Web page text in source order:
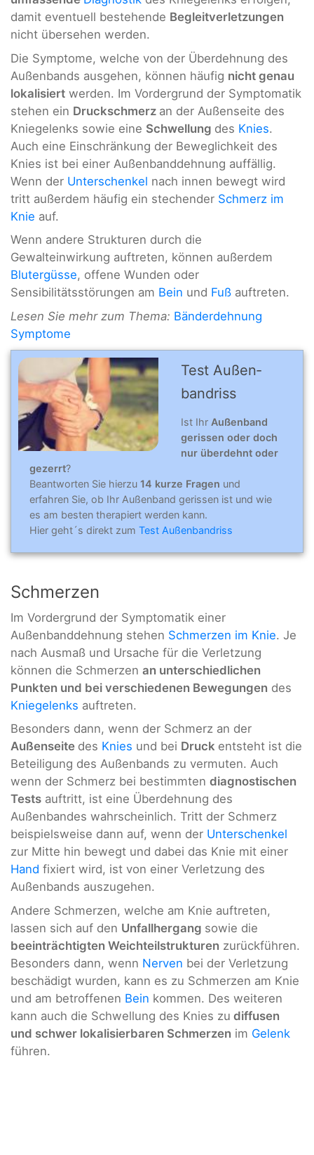
damit eventuell bestehende Begleitverletzungen
nicht übersehen werden.
Die Symptome, welche von der Überdehnung des
Außenbands ausgehen, können häufig nicht genau
lokalisiert werden. Im Vordergrund der Symptomatik
stehen ein Druckschmerz an der Außenseite des
Kniegelenks sowie eine Schwellung des Knies.
Auch eine Einschränkung der Beweglichkeit des
Knies ist bei einer Außenbanddehnung auffällig.
Wenn der Unterschenkel nach innen bewegt wird
tritt außerdem häufig ein stechender Schmerz im
Knie auf.
Wenn andere Strukturen durch die
Gewalteinwirkung auftreten, können außerdem
Blutergüsse, offene Wunden oder
Sensibilitätsstörungen am Bein und Fuß auftreten.
Lesen Sie mehr zum Thema: Bänderdehnung
Symptome
Test Außen­
band­riss
Ist Ihr Außenband
gerissen oder doch
nur überdehnt oder
gezerrt?
Beantworten Sie hierzu 14 kurze Fragen und
erfahren Sie, ob Ihr Außenband gerissen ist und wie
es am besten therapiert werden kann.
Hier geht´s direkt zum Test Außenbandriss
Schmerzen
Im Vordergrund der Symptomatik einer
Außenbanddehnung stehen Schmerzen im Knie. Je
nach Ausmaß und Ursache für die Verletzung
können die Schmerzen an unterschiedlichen
Punkten und bei verschiedenen Bewegungen des
Kniegelenks auftreten.
Besonders dann, wenn der Schmerz an der
Außenseite des Knies und bei Druck entsteht ist die
Beteiligung des Außenbands zu vermuten. Auch
wenn der Schmerz bei bestimmten diagnostischen
Tests auftritt, ist eine Überdehnung des
Außenbandes wahrscheinlich. Tritt der Schmerz
beispielsweise dann auf, wenn der Unterschenkel
zur Mitte hin bewegt und dabei das Knie mit einer
Hand fixiert wird, ist von einer Verletzung des
Außenbands auszugehen.
Andere Schmerzen, welche am Knie auftreten,
lassen sich auf den Unfallhergang sowie die
beeinträchtigten Weichteilstrukturen zurückführen.
Besonders dann, wenn Nerven bei der Verletzung
beschädigt wurden, kann es zu Schmerzen am Knie
und am betroffenen Bein kommen. Des weiteren
kann auch die Schwellung des Knies zu diffusen
und schwer lokalisierbaren Schmerzen im Gelenk
führen.